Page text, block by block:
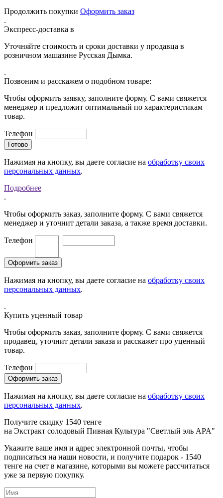
Продолжить покупки Оформить заказ
.
Экспресс-доставка в
Уточняйте стоимость и сроки доставки у продавца в
розничном машазине Русская Дымка.
.
Позвоним и расскажем о подобном товаре:
Чтобы оформить заявку, заполните форму. С вами свяжется
менеджер и предложит оптимальный по характеристикам
товар.
Телефон
Нажимая на кнопку, вы даете согласие на обработку своих
персональных данных.
Подробнее
.
Чтобы оформить заказ, заполните форму. С вами свяжется
менеджер и уточнит детали заказа, а также время доставки.
Телефон
Нажимая на кнопку, вы даете согласие на обработку своих
персональных данных.
.
Купить уценный товар
Чтобы оформить заказ, заполните форму. С вами свяжется
продавец, уточнит детали заказа и расскажет про уценный
товар.
Телефон
Нажимая на кнопку, вы даете согласие на обработку своих
персональных данных.
Получите скидку 1540 тенге
на Экстракт солодовый Пивная Культура "Светлый эль АPA"
Укажите ваше имя и адрес электронной почты, чтобы
подписаться на наши новости, и получите подарок - 1540
тенге на счет в магазине, которыми вы можете рассчитаться
уже за первую покупку.